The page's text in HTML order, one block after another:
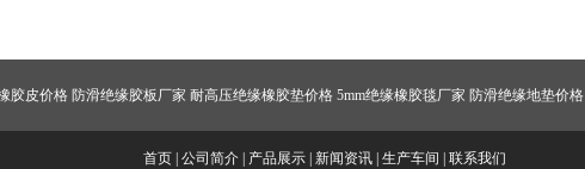
胶皮价格 防滑绝缘胶板厂家 耐高压绝缘橡胶垫价格 5mm绝缘橡胶毯厂家 防滑绝缘地垫价格
首页 | 公司简介 | 产品展示 | 新闻资讯 | 生产车间 | 联系我们